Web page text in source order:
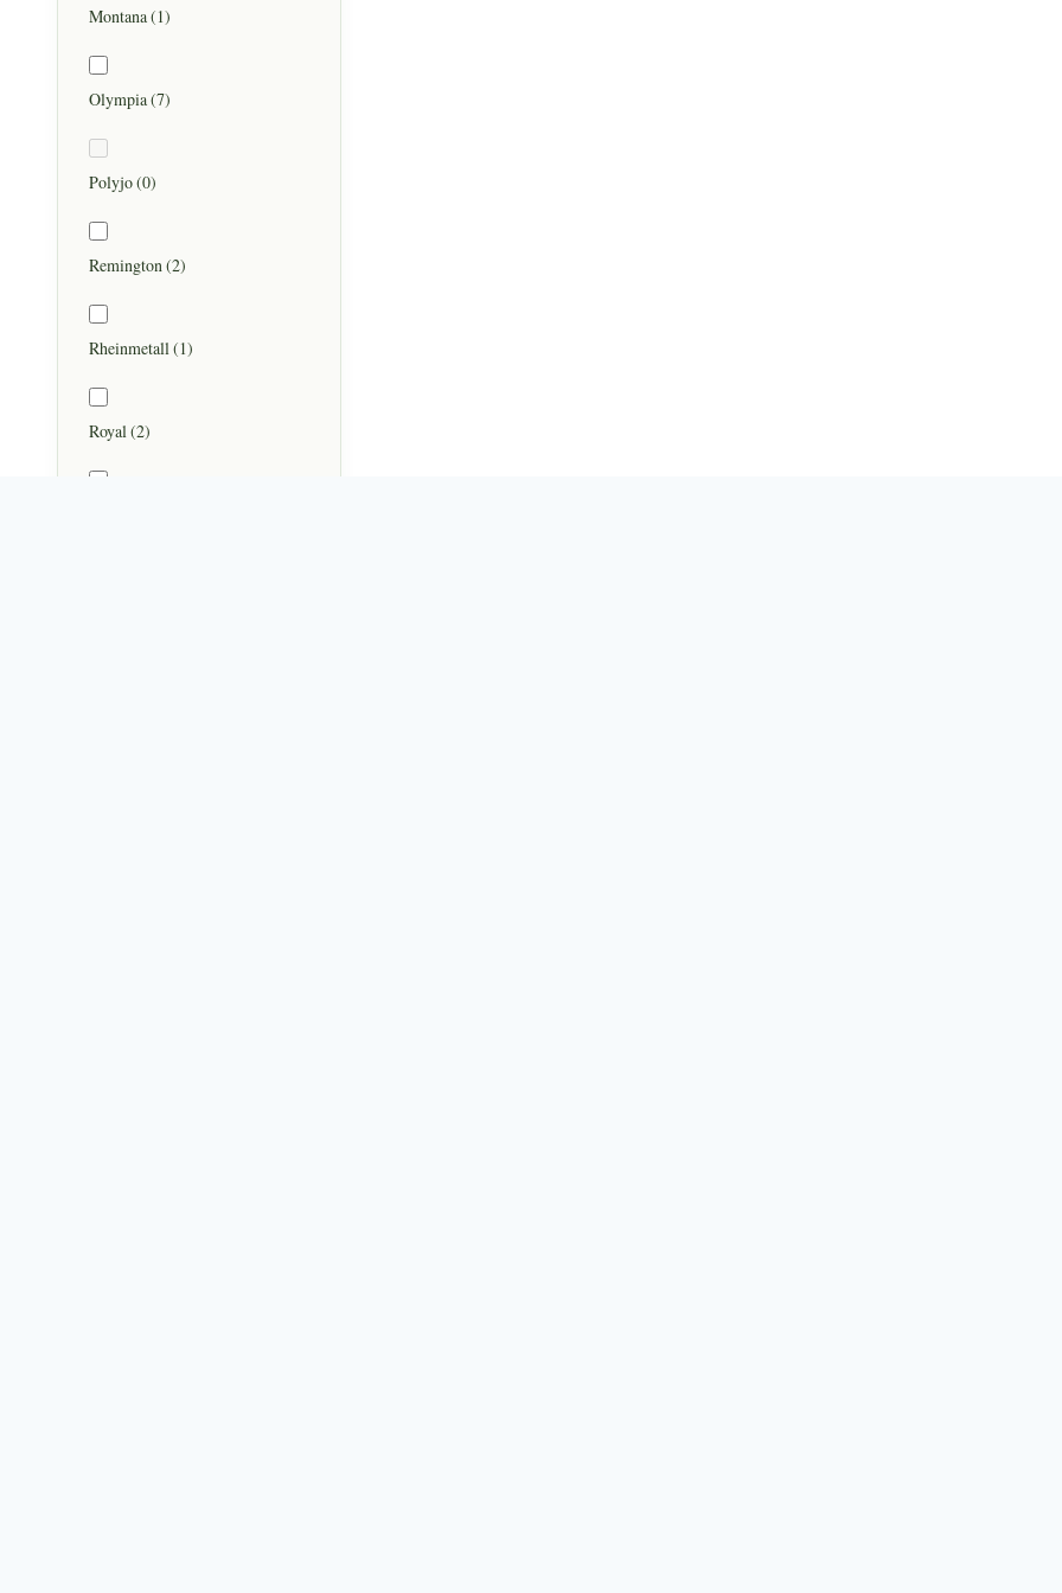
Montana(1)
Olympia(7)
Polyjo(0)
Remington(2)
Rheinmetall(1)
Royal(2)